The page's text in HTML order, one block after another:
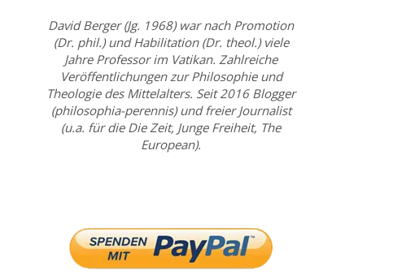
David Berger (Jg. 1968) war nach Promotion
(Dr. phil.) und Habilitation (Dr. theol.) viele
Jahre Professor im Vatikan. Zahlreiche
Veröffentlichungen zur Philosophie und
Theologie des Mittelalters. Seit 2016 Blogger
(philosophia-perennis) und freier Journalist
(u.a. für die Die Zeit, Junge Freiheit, The
European).